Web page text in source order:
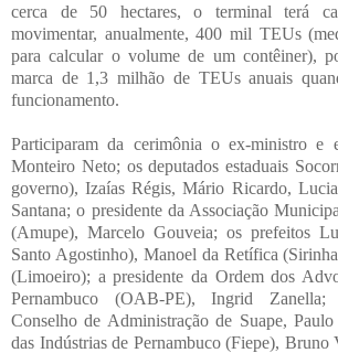
cerca de 50 hectares, o terminal terá
movimentar, anualmente, 400 mil TEUs
para calcular o volume de um contêiner),
marca de 1,3 milhão de TEUs anuais
funcionamento.
Participaram da cerimônia o ex-ministro e
Monteiro Neto; os deputados estaduais
governo), Izaías Régis, Mário Ricardo,
Santana; o presidente da Associação
(Amupe), Marcelo Gouveia; os prefeitos
Santo Agostinho), Manoel da Retífica
(Limoeiro); a presidente da Ordem dos
Pernambuco (OAB-PE), Ingrid
Conselho de Administração de Suape, Paulo
das Indústrias de Pernambuco (Fiepe), Bruno